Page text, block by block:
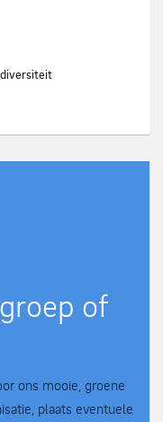
of
ons mooie, groene
plaats eventuele